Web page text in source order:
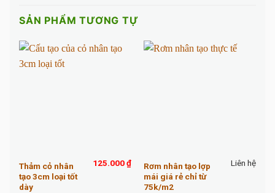
SẢN PHẨM TƯƠNG TỰ
Thảm cỏ nhân
tạo 3cm loại tốt
dày
125.000₫
Rơm nhân tạo lợp
mái giá rẻ chỉ từ
75k/m2
Liên hệ